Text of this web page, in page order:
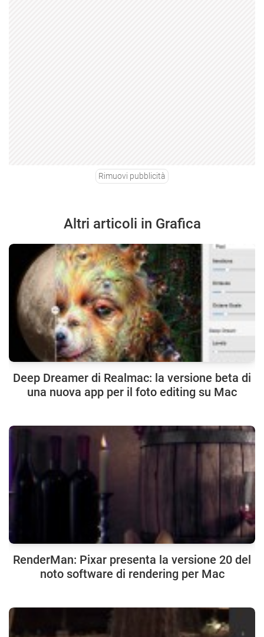
Rimuovi pubblicità
Altri articoli in Grafica
Deep Dreamer di Realmac: la versione beta di
una nuova app per il foto editing su Mac
RenderMan: Pixar presenta la versione 20 del
noto software di rendering per Mac